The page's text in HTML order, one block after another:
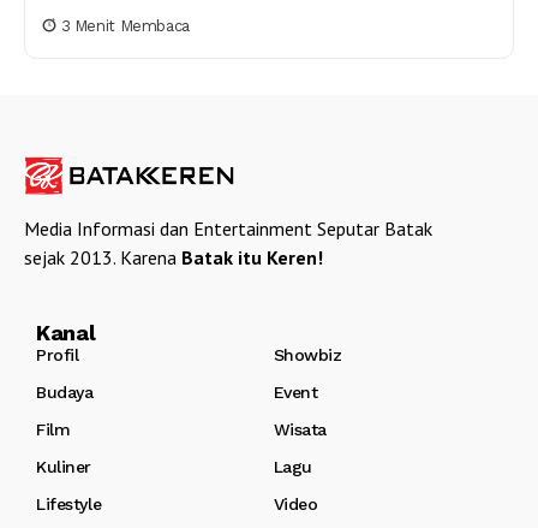
3 Menit Membaca
Media Informasi dan Entertainment Seputar Batak
sejak 2013. Karena Batak itu Keren!
Kanal
Profil
Showbiz
Budaya
Event
Film
Wisata
Kuliner
Lagu
Lifestyle
Video